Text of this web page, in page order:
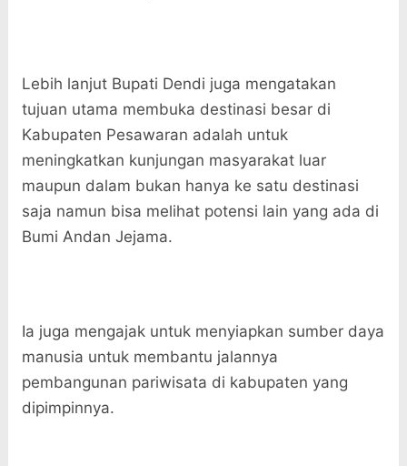
Lebih lanjut Bupati Dendi juga mengatakan
tujuan utama membuka destinasi besar di
Kabupaten Pesawaran adalah untuk
meningkatkan kunjungan masyarakat luar
maupun dalam bukan hanya ke satu destinasi
saja namun bisa melihat potensi lain yang ada di
Bumi Andan Jejama.
Ia juga mengajak untuk menyiapkan sumber daya
manusia untuk membantu jalannya
pembangunan pariwisata di kabupaten yang
dipimpinnya.